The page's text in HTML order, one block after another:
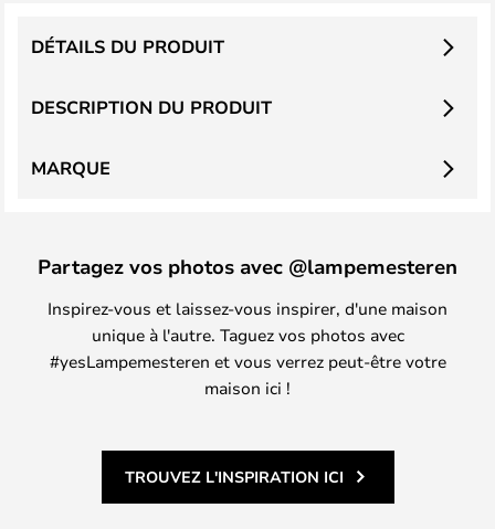
DESCRIPTION DU PRODUIT
DÉTAILS DU PRODUIT
MARQUE
Partagez vos photos avec @lampemesteren
Inspirez-vous et laissez-vous inspirer, d'une maison
unique à l'autre. Taguez vos photos avec
#yesLampemesteren et vous verrez peut-être votre
maison ici !
TROUVEZ L'INSPIRATION ICI